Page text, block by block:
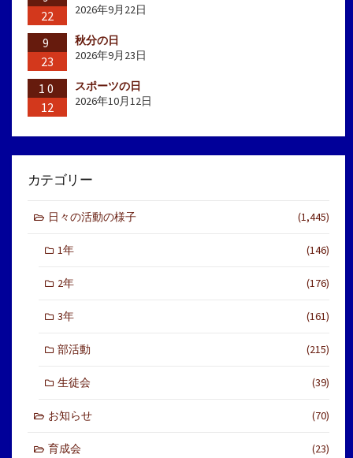
22
2026年9月22日
9
23
秋分の日
2026年9月23日
10
12
スポーツの日
2026年10月12日
カテゴリー
日々の活動の様子 (1,445)
1年 (146)
2年 (176)
3年 (161)
部活動 (215)
生徒会 (39)
お知らせ (70)
育成会 (23)